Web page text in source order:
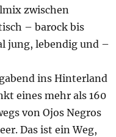
zwischen
– barock bis
jung, lebendig und –
ins Hinterland
eines mehr als 160
von Ojos Negros
Das ist ein Weg,